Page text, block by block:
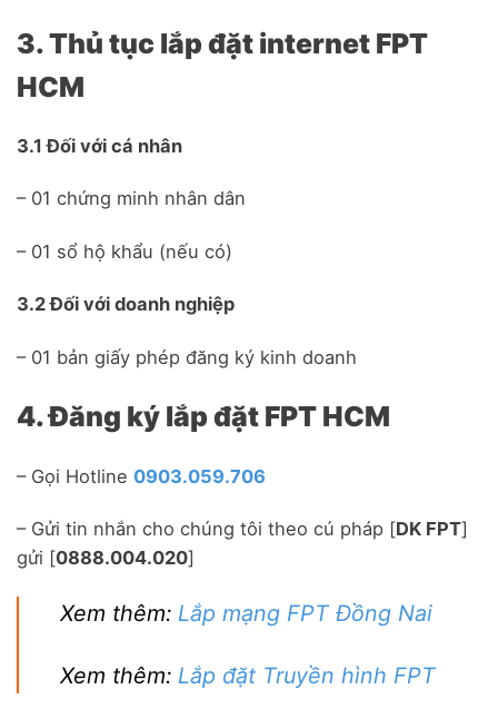
3. Thủ tục lắp đặt internet FPT
HCM
3.1 Đối với cá nhân
– 01 chứng minh nhân dân
– 01 sổ hộ khẩu (nếu có)
3.2 Đối với doanh nghiệp
– 01 bản giấy phép đăng ký kinh doanh
4. Đăng ký lắp đặt FPT HCM
– Gọi Hotline 0903.059.706
– Gửi tin nhắn cho chúng tôi theo cú pháp [DK FPT]
gửi [0888.004.020]
Xem thêm: Lắp mạng FPT Đồng Nai
Xem thêm: Lắp đặt Truyền hình FPT